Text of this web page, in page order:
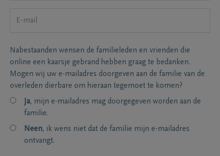
Nabestaanden wensen de familieleden en vrienden die
online een kaarsje gebrand hebben graag te bedanken.
Mogen wij uw e-mailadres doorgeven aan de familie van de
overleden dierbare om hieraan tegemoet te komen?
Ja, mijn e-mailadres mag doorgegeven worden aan de
familie.
Neen, ik wens niet dat de familie mijn e-mailadres
ontvangt.